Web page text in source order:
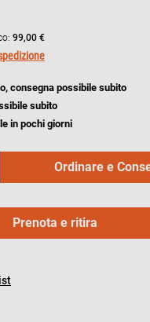
99,00 €
consegna possibile subito
subito
in pochi giorni
Ordinare e
Prenota e ritira